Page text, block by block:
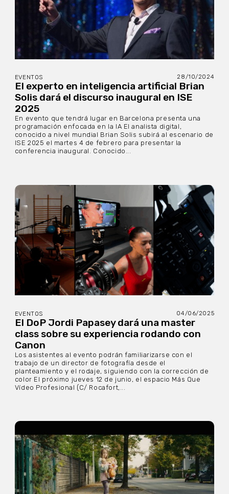
EVENTOS 28/10/2024
El experto en inteligencia artificial Brian
Solis dará el discurso inaugural en ISE
2025
En evento que tendrá lugar en Barcelona presenta una
programación enfocada en la IA El analista digital,
conocido a nivel mundial Brian Solis subirá al escenario de
ISE 2025 el martes 4 de febrero para presentar la
conferencia inaugural. Conocido...
EVENTOS 04/06/2025
El DoP Jordi Papasey dará una master
class sobre su experiencia rodando con
Canon
Los asistentes al evento podrán familiarizarse con el
trabajo de un director de fotografía desde el
planteamiento y el rodaje, siguiendo con la corrección de
color El próximo jueves 12 de junio, el espacio Más Que
Vídeo Profesional (C/ Rocafort,...